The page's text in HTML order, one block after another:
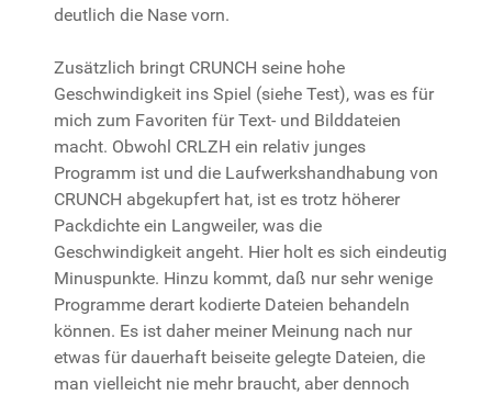
deutlich die Nase vorn.
Zusätzlich bringt CRUNCH seine hohe
Geschwindigkeit ins Spiel (siehe Test), was es für
mich zum Favoriten für Text- und Bilddateien
macht. Obwohl CRLZH ein relativ junges
Programm ist und die Laufwerkshandhabung von
CRUNCH abgekupfert hat, ist es trotz höherer
Packdichte ein Langweiler, was die
Geschwindigkeit angeht. Hier holt es sich eindeutig
Minuspunkte. Hinzu kommt, daß nur sehr wenige
Programme derart kodierte Dateien behandeln
können. Es ist daher meiner Meinung nach nur
etwas für dauerhaft beiseite gelegte Dateien, die
man vielleicht nie mehr braucht, aber dennoch